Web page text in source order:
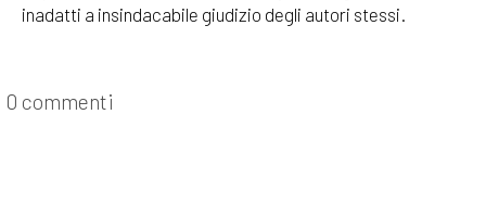
inadatti a insindacabile giudizio degli autori stessi.
0 commenti